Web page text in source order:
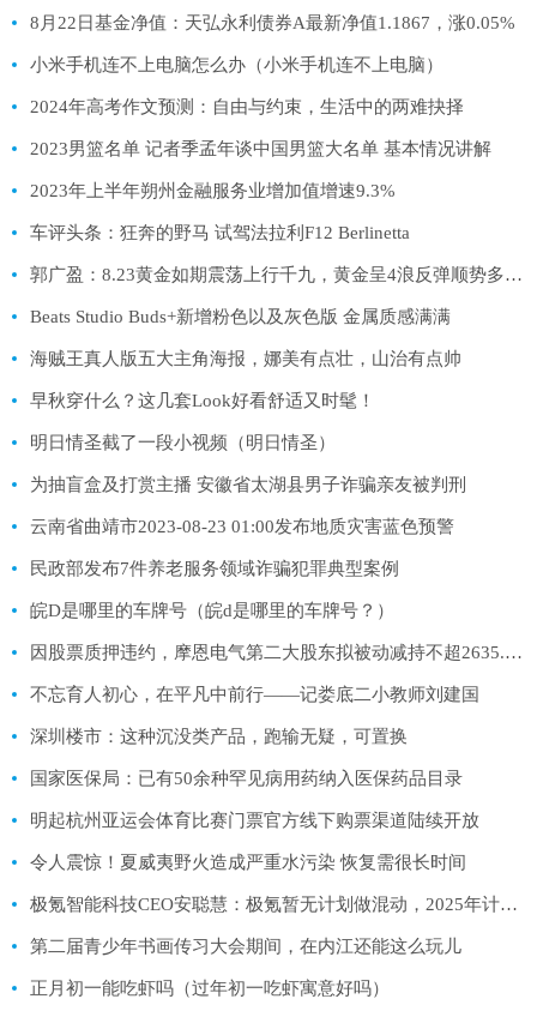
8月22日基金净值：天弘永利债券A最新净值1.1867，涨0.05%
小米手机连不上电脑怎么办（小米手机连不上电脑）
2024年高考作文预测：自由与约束，生活中的两难抉择
2023男篮名单 记者季孟年谈中国男篮大名单 基本情况讲解
2023年上半年朔州金融服务业增加值增速9.3%
车评头条：狂奔的野马 试驾法拉利F12 Berlinetta
郭广盈：8.23黄金如期震荡上行千九，黄金呈4浪反弹顺势多！黄金今日走势分析及操作建议
Beats Studio Buds+新增粉色以及灰色版 金属质感满满
海贼王真人版五大主角海报，娜美有点壮，山治有点帅
早秋穿什么？这几套Look好看舒适又时髦！
明日情圣截了一段小视频（明日情圣）
为抽盲盒及打赏主播 安徽省太湖县男子诈骗亲友被判刑
云南省曲靖市2023-08-23 01:00发布地质灾害蓝色预警
民政部发布7件养老服务领域诈骗犯罪典型案例
皖D是哪里的车牌号（皖d是哪里的车牌号？）
因股票质押违约，摩恩电气第二大股东拟被动减持不超2635.2万股
不忘育人初心，在平凡中前行——记娄底二小教师刘建国
深圳楼市：这种沉没类产品，跑输无疑，可置换
国家医保局：已有50余种罕见病用药纳入医保药品目录
明起杭州亚运会体育比赛门票官方线下购票渠道陆续开放
令人震惊！夏威夷野火造成严重水污染 恢复需很长时间
极氪智能科技CEO安聪慧：极氪暂无计划做混动，2025年计划实现65万辆销量
第二届青少年书画传习大会期间，在内江还能这么玩儿
正月初一能吃虾吗（过年初一吃虾寓意好吗）